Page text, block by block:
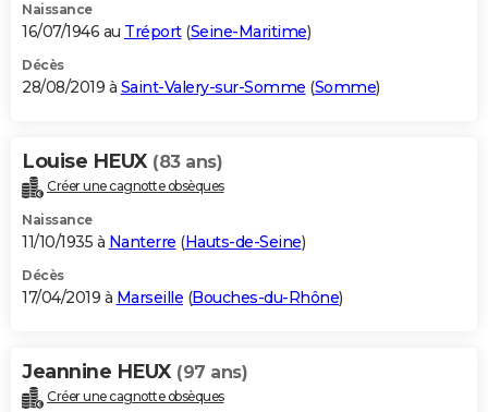
Naissance
16/07/1946 au Tréport(Seine-Maritime)
Décès
28/08/2019 à Saint-Valery-sur-Somme (Somme)
Louise HEUX (83 ans)
Créer une cagnotte obsèques
Naissance
11/10/1935 à Nanterre (Hauts-de-Seine)
Décès
17/04/2019 à Marseille (Bouches-du-Rhône)
Jeannine HEUX (97 ans)
Créer une cagnotte obsèques